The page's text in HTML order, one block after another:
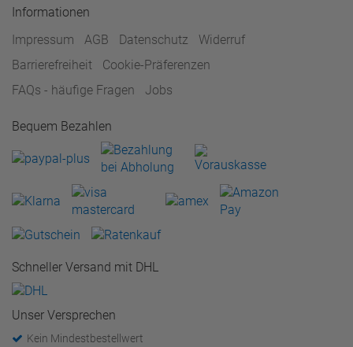
Informationen
Impressum
AGB Datenschutz
Widerruf
Barrierefreiheit
Cookie-Präferenzen
FAQs - häufige Fragen
Jobs
Bequem Bezahlen
Schneller Versand mit DHL
Unser Versprechen
Kein Mindestbestellwert